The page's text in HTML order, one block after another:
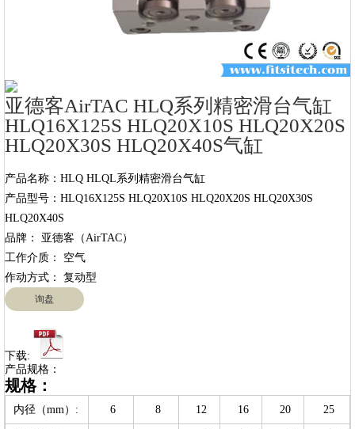
亚德客AirTAC HLQ系列精密滑台气缸
HLQ16X125S HLQ20X10S HLQ20X20S
HLQ20X30S HLQ20X40S气缸
产品名称：HLQ HLQL系列精密滑台气缸
产品型号：HLQ16X125S HLQ20X10S HLQ20X20S HLQ20X30S
HLQ20X40S
品牌： 亚德客（AirTAC）
工作介质： 空气
询盘
下载:
产品规格：
规格：
内径（mm）: 6 8 12 16 20 25